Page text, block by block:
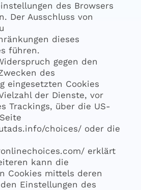
des Browsers
Der Ausschluss von
dieses
führen.
gegen den
des
eingesetzten Cookies
der Dienste, vor
Trackings, über die US-
choices/ oder die
erklärt
kann die
Cookies mittels deren
Einstellungen des